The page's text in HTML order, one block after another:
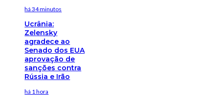
há 34 minutos
Ucrânia:
Zelensky
agradece ao
Senado dos EUA
aprovação de
sanções contra
Rússia e Irão
há 1 hora